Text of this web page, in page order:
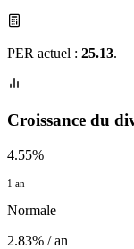
PER actuel : 25.13.
Croissance du
4.55%
1 an
Normale
2.83% / an